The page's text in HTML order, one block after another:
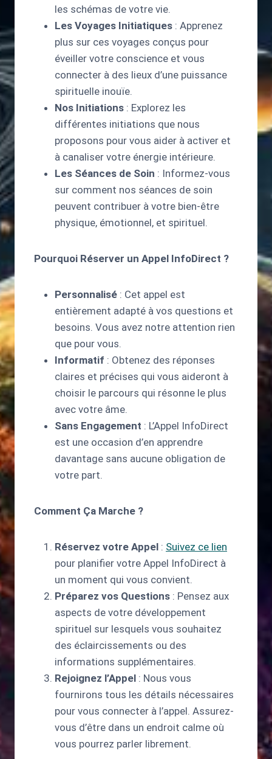
les schémas de votre vie.
Les Voyages Initiatiques : Apprenez
plus sur ces voyages conçus pour
éveiller votre conscience et vous
connecter à des lieux d’une puissance
spirituelle inouïe.
Nos Initiations : Explorez les
différentes initiations que nous
proposons pour vous aider à activer et
à canaliser votre énergie intérieure.
Les Séances de Soin : Informez-vous
sur comment nos séances de soin
peuvent contribuer à votre bien-être
physique, émotionnel, et spirituel.
Pourquoi Réserver un Appel InfoDirect ?
Personnalisé : Cet appel est
entièrement adapté à vos questions et
besoins. Vous avez notre attention rien
que pour vous.
Informatif : Obtenez des réponses
claires et précises qui vous aideront à
choisir le parcours qui résonne le plus
avec votre âme.
Sans Engagement : L’Appel InfoDirect
est une occasion d’en apprendre
davantage sans aucune obligation de
votre part.
Comment Ça Marche ?
Réservez votre Appel : Suivez ce lien
pour planifier votre Appel InfoDirect à
un moment qui vous convient.
Préparez vos Questions : Pensez aux
aspects de votre développement
spirituel sur lesquels vous souhaitez
des éclaircissements ou des
informations supplémentaires.
Rejoignez l’Appel : Nous vous
fournirons tous les détails nécessaires
pour vous connecter à l’appel. Assurez-
vous d’être dans un endroit calme où
vous pourrez parler librement.